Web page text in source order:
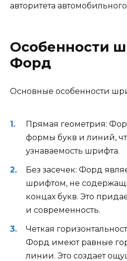
авторитета автомобильного
Особенности
Форд
Основные особенности
Прямая геометрия:
формы букв и линий,
узнаваемость шрифта.
Без засечек: Форд
шрифтом, не
концах букв. Это
и современность.
Четкая
Форд имеют равные
линии. Это создает